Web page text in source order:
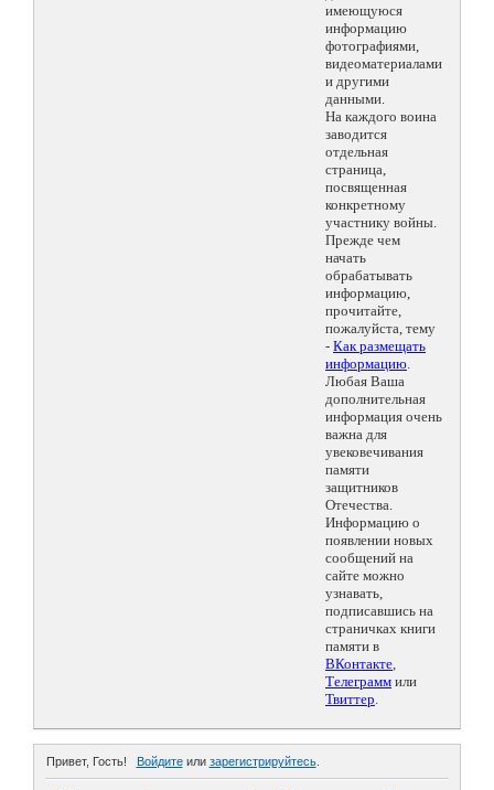
имеющуюся
информацию
фотографиями,
видеоматериалами
и другими
данными.
На каждого воина
заводится
отдельная
страница,
посвященная
конкретному
участнику войны.
Прежде чем
начать
обрабатывать
информацию,
прочитайте,
пожалуйста, тему
- Как размещать
информацию.
Любая Ваша
дополнительная
информация очень
важна для
увековечивания
памяти
защитников
Отечества.
Информацию о
появлении новых
сообщений на
сайте можно
узнавать,
подписавшись на
страничках книги
памяти в
ВКонтакте,
Телеграмм или
Твиттер.
Привет, Гость! Войдитеили зарегистрируйтесь.